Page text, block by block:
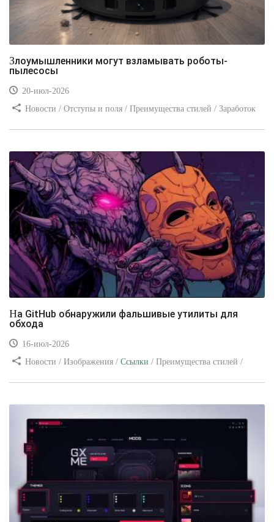
Злоумышленники могут взламывать роботы-
пылесосы
20-июл-2026
Новости / Отступы и поля / Преимущества стилей / Заработок
На GitHub обнаружили фальшивые утилиты для
обхода
16-июл-2026
Новости / Изображения / Ссылки / Преимущества стилей /